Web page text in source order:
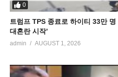
0
트럼프 TPS 종료로 하이티 33만
대혼란 시작’
admin AUGUST 1, 2026